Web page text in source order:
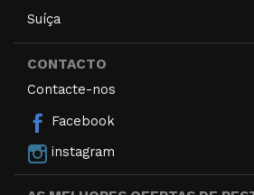
Suíça
CONTACTO
Contacte-nos
Facebook
instagram